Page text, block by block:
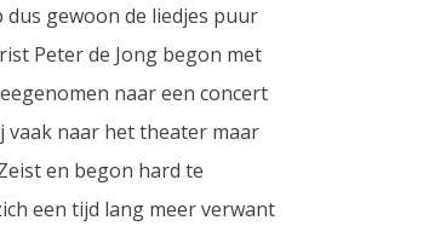
gewoon de liedjes puur
Peter de Jong begon met
naar een concert
vaak naar het theater maar
en begon hard te
een tijd lang meer verwant